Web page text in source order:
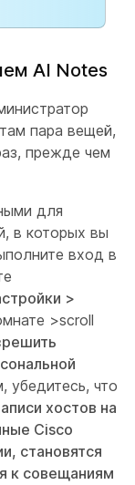
AI Notes
пара вещей,
прежде чем
для
в которых вы
вход в
>
>scroll
убедитесь, что
хостов на
Cisco
становятся
к совещаниям